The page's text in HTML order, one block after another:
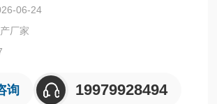
06-24
厂家
询 19979928494